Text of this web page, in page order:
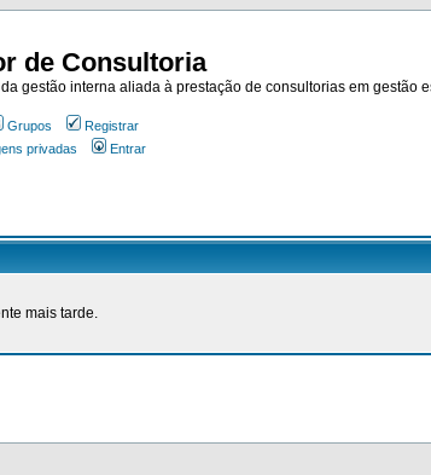
de Consultoria
gestão interna aliada à prestação de consultorias em gestão
Grupos
Registrar
privadas Entrar
mais tarde.